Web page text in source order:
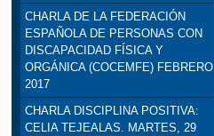
CHARLA DE LA FEDERACIÓN
ESPAÑOLA DE PERSONAS CON
DISCAPACIDAD FÍSICA Y
ORGÁNICA (COCEMFE) FEBRERO
2017
CHARLA DISCIPLINA POSITIVA:
CELIA TEJEALAS. MARTES, 29